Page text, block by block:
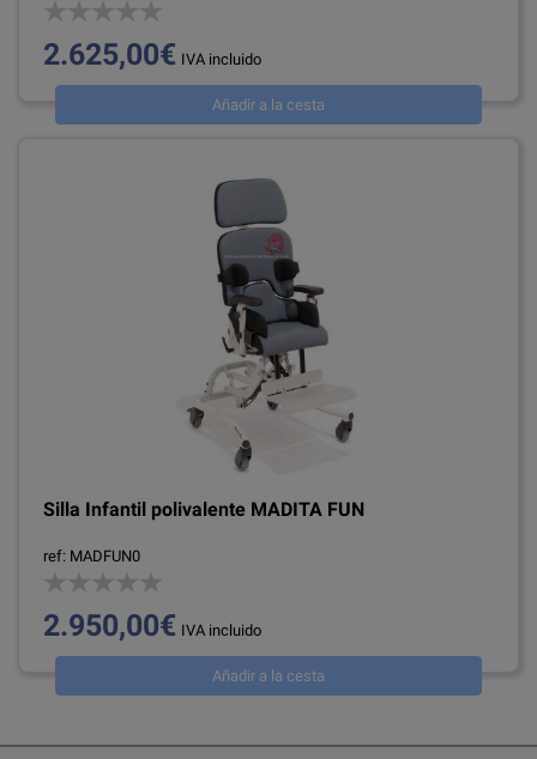
2.625,00€ IVA incluido
Añadir a la cesta
Silla Infantil polivalente MADITA FUN
ref: MADFUN0
2.950,00€ IVA incluido
Añadir a la cesta